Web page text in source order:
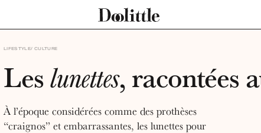
CULTURE
LIFESTYLE
Leslunettes, racontées
À l’époque considérées comme des prothèses
“craignos” et embarrassantes, les lunettes pour